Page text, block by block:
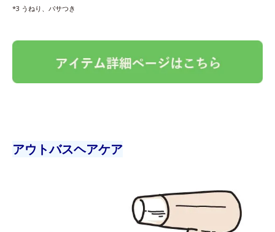
*3 うねり、パサつき
アウトバスヘアケア